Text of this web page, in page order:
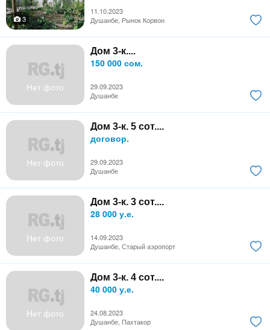
11.10.2023
3
Душанбе, Рынок Корвон
Нет фото
Дом 3-к....
150 000 сом.
29.09.2023
Душанбе
Нет фото
Дом 3-к. 5 сот....
договор.
29.09.2023
Душанбе
Нет фото
Дом 3-к. 3 сот....
28 000 у.е.
14.09.2023
Душанбе, Старый аэропорт
Нет фото
Дом 3-к. 4 сот....
40 000 у.е.
24.08.2023
Душанбе, Пахтакор